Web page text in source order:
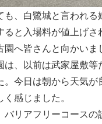
も、白鷺城と言われる
ると入場料が値上げさ
園へ皆さんと向かいま
は、以前は武家屋敷
。今日は朝から天気
感じました。
バリアフリーコース